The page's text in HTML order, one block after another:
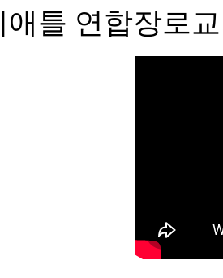
애틀 연합장로